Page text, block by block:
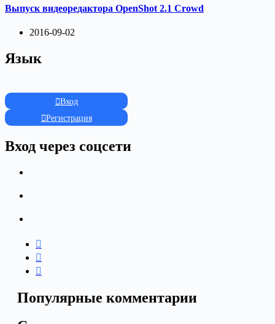
Выпуск видеоредактора OpenShot 2.1 Crowd
2016-09-02
Язык
Вход
Регистрация
Вход через соцсети
Популярные комментарии